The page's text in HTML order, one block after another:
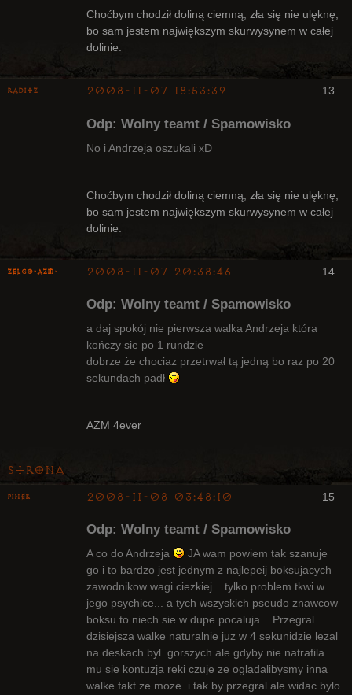
Choćbym chodził doliną ciemną, zła się nie ulęknę,
bo sam jestem największym skurwysynem w całej
dolinie.
13
Raditz 2008-11-07 18:53:39
Odp: Wolny teamt / Spamowisko
No i Andrzeja oszukali xD
Choćbym chodził doliną ciemną, zła się nie ulęknę,
bo sam jestem największym skurwysynem w całej
dolinie.
14
ZelgO-AZM- 2008-11-07 20:38:46
Odp: Wolny teamt / Spamowisko
a daj spokój nie pierwsza walka Andrzeja która
kończy sie po 1 rundzie
dobrze że chociaz przetrwał tą jedną bo raz po 20
sekundach padł
AZM 4ever
Strona
15
pinek 2008-11-08 03:48:10
Odp: Wolny teamt / Spamowisko
A co do Andrzeja
JA wam powiem tak szanuje
go i to bardzo jest jednym z najlepeij boksujacych
zawodnikow wagi ciezkiej... tylko problem tkwi w
jego psychice... a tych wszyskich pseudo znawcow
boksu to niech sie w dupe pocaluja... Przegral
dzisiejsza walke naturalnie juz w 4 sekunidzie lezal
na deskach byl gorszych ale gdyby nie natrafila
mu sie kontuzja reki czuje ze ogladalibysmy inna
walke fakt ze moze i tak by przegral ale widac bylo